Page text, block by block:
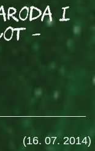
i
–
(16. 07. 2014)